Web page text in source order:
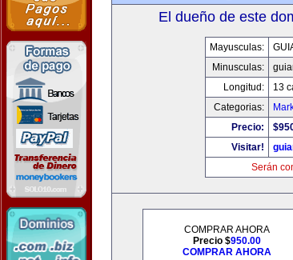
El dueño de este
Mayusculas:
Minusculas:
Longitud:
13
Categorias:
Precio:
Visitar!
Serán
COMPRAR AHORA
Precio $950.00
COMPRAR AHORA